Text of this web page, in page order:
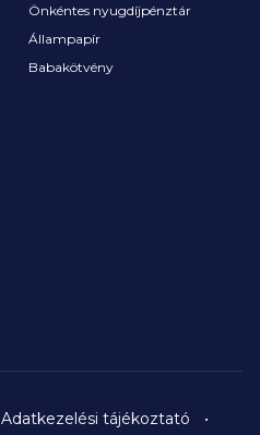
Önkéntes nyugdíjpénztár
Állampapír
Babakötvény
Adatkezelési tájékoztató